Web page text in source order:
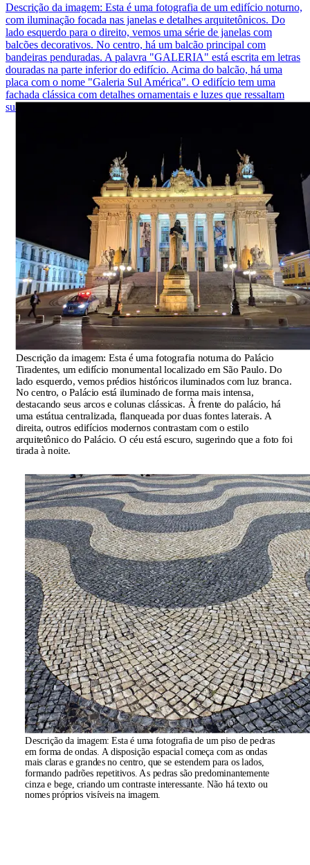
Descrição da imagem: Esta é uma fotografia de um edifício noturno,
com iluminação focada nas janelas e detalhes arquitetônicos. Do
lado esquerdo para o direito, vemos uma série de janelas com
balcões decorativos. No centro, há um balcão principal com
bandeiras penduradas. A palavra "GALERIA" está escrita em letras
douradas na parte inferior do edifício. Acima do balcão, há uma
placa com o nome "Galeria Sul América". O edifício tem uma
fachada clássica com detalhes ornamentais e luzes que ressaltam
suas características arquitetônicas.
Descrição da imagem: Esta é uma fotografia noturna do Palácio
Tiradentes, um edifício monumental localizado em São Paulo. Do
lado esquerdo, vemos prédios históricos iluminados com luz branca.
No centro, o Palácio está iluminado de forma mais intensa,
destacando seus arcos e colunas clássicas. À frente do palácio, há
uma estátua centralizada, flanqueada por duas fontes laterais. A
direita, outros edifícios modernos contrastam com o estilo
arquitetônico do Palácio. O céu está escuro, sugerindo que a foto foi
tirada à noite.
Descrição da imagem:Esta é uma fotografia de um piso de pedras
em forma de ondas. A disposição espacial começa com as ondas
mais claras e grandes no centro, que se estendem para os lados,
formando padrões repetitivos. As pedras são predominantemente
cinza e bege, criando um contraste interessante. Não há texto ou
nomes próprios visíveis na imagem.